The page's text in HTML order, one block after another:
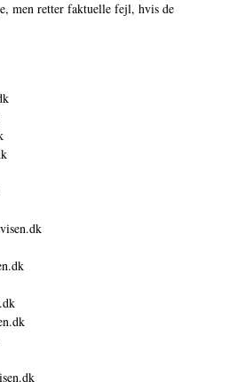
men retter faktuelle fejl, hvis de